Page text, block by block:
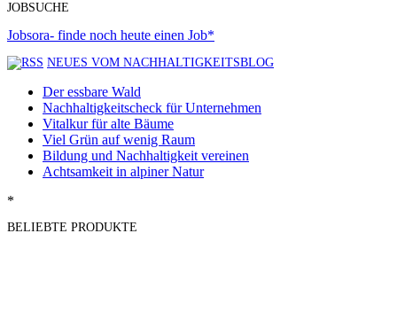
JOBSUCHE
Jobsora- finde noch heute einen Job*
NEUES VOM NACHHALTIGKEITSBLOG
Der essbare Wald
Nachhaltigkeitscheck für Unternehmen
Vitalkur für alte Bäume
Viel Grün auf wenig Raum
Bildung und Nachhaltigkeit vereinen
Achtsamkeit in alpiner Natur
*
BELIEBTE PRODUKTE